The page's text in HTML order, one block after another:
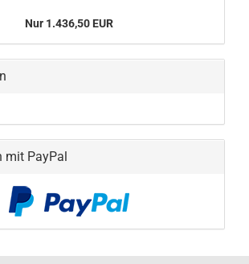
Nur 1.436,50 EUR
mit PayPal